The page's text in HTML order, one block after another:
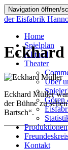
Navigation öffnen/
der Eisfabrik
Home
Spielplan
Aktuell
Theater
Über
Gören
Produktionen
Kontakt
Eckhard Müller
der Bühne zu
Bartsch“.